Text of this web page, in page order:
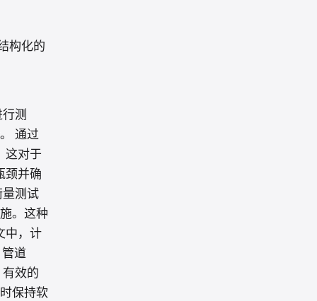
构化的
测
通过
这对于
颈并确
测试
。这种
中，计
道
效的
保持软